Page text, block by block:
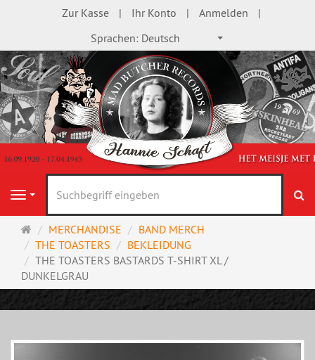
Zur Kasse Ihr Konto
Anmelden
Sprachen: Deutsch
Navigation
Startseite
MERCHANDISE
BAND MERCH
THE TOASTERS
BEKLEIDUNG
THE TOASTERS BASTARDS T-SHIRT XL /
DUNKELGRAU